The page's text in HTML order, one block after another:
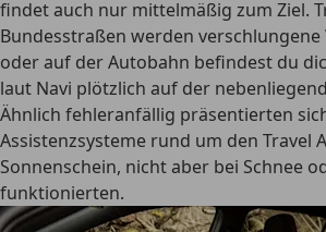
findet auch nur mittelmäßig zum Ziel.
Bundesstraßen werden
oder auf der Autobahn befindest du
laut Navi plötzlich auf der
Ähnlich fehleranfällig präsentierten
Assistenzsysteme rund um den Travel
Sonnenschein, nicht aber bei Schnee
funktionierten.